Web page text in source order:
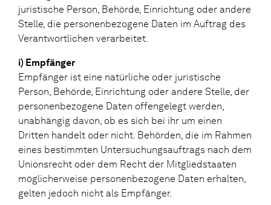
juristische Person, Behörde, Einrichtung oder andere
Stelle, die personenbezogene Daten im Auftrag des
Verantwortlichen verarbeitet.
i) Empfänger
Empfänger ist eine natürliche oder juristische
Person, Behörde, Einrichtung oder andere Stelle, der
personenbezogene Daten offengelegt werden,
unabhängig davon, ob es sich bei ihr um einen
Dritten handelt oder nicht. Behörden, die im Rahmen
eines bestimmten Untersuchungsauftrags nach dem
Unionsrecht oder dem Recht der Mitgliedstaaten
möglicherweise personenbezogene Daten erhalten,
gelten jedoch nicht als Empfänger.